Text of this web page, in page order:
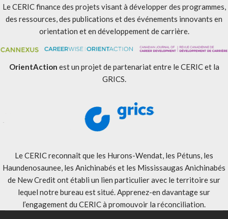
Le CERIC finance des projets visant à développer des programmes,
des ressources, des publications et des événements innovants en
orientation et en développement de carrière.
OrientAction est un projet de partenariat entre le CERIC et la
GRICS.
Le CERIC reconnaît que les Hurons-Wendat, les Pétuns, les
Haundenosaunee, les Anichinabés et les Mississaugas Anichinabés
de New Credit ont établi un lien particulier avec le territoire sur
lequel notre bureau est situé. Apprenez-en davantage sur
l’engagement du CERIC à promouvoir la réconciliation.